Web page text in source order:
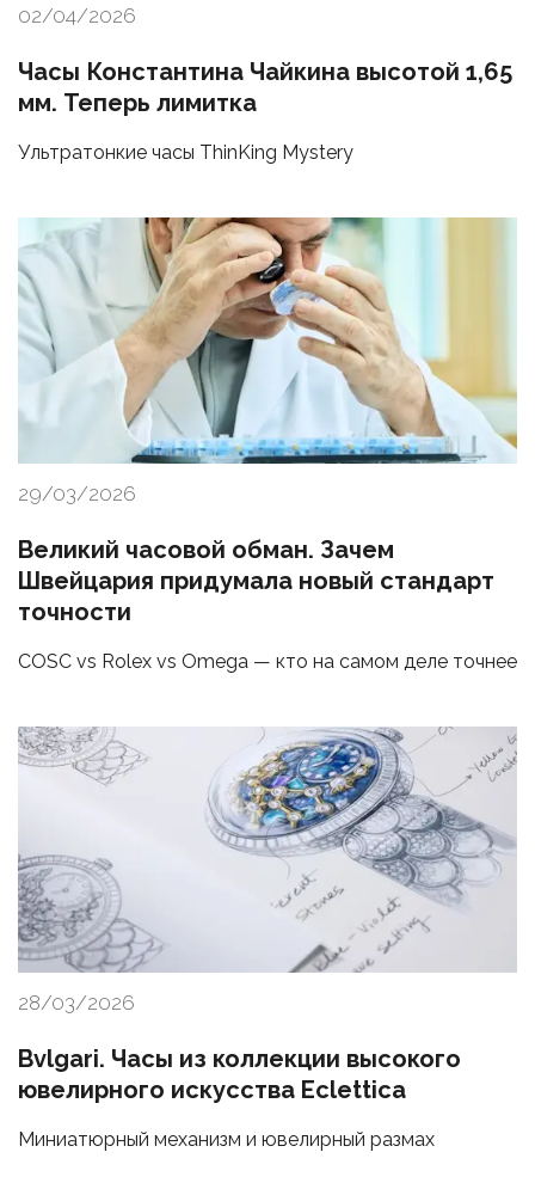
02/04/2026
Часы Константина Чайкина высотой 1,65
мм. Теперь лимитка
Ультратонкие часы ThinKing Mystery
29/03/2026
Великий часовой обман. Зачем
Швейцария придумала новый стандарт
точности
COSC vs Rolex vs Omega — кто на самом деле точнее
28/03/2026
Bvlgari. Часы из коллекции высокого
ювелирного искусства Eclettica
Миниатюрный механизм и ювелирный размах